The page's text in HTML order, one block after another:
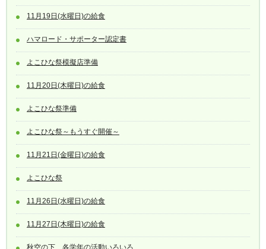
11月19日(水曜日)の給食
ハマロード・サポーター認定書
よこひな祭模擬店準備
11月20日(木曜日)の給食
よこひな祭準備
よこひな祭～もうすぐ開催～
11月21日(金曜日)の給食
よこひな祭
11月26日(水曜日)の給食
11月27日(木曜日)の給食
秋空の下、各学年の活動いろいろ